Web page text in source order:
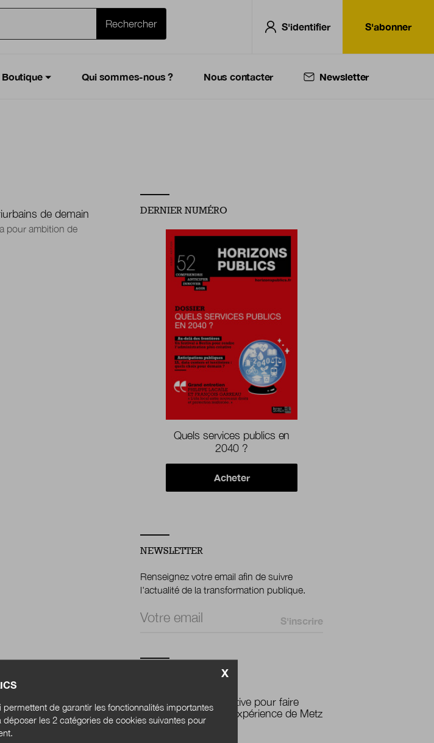
S'identifier S'abonner
Boutique Qui sommes-nous ? Nous contacter Newsletter
de demain
pour ambition de
DERNIER NUMÉRO
Quels services publics en
2040 ?
Acheter
NEWSLETTER
Renseignez votre email afin de suivre
l'actualité de la transformation publique.
Email *
La prospective pour faire
territoire, l'expérience de Metz
métropole
X
de garantir les fonctionnalités importantes
les 2 catégories de cookies suivantes pour